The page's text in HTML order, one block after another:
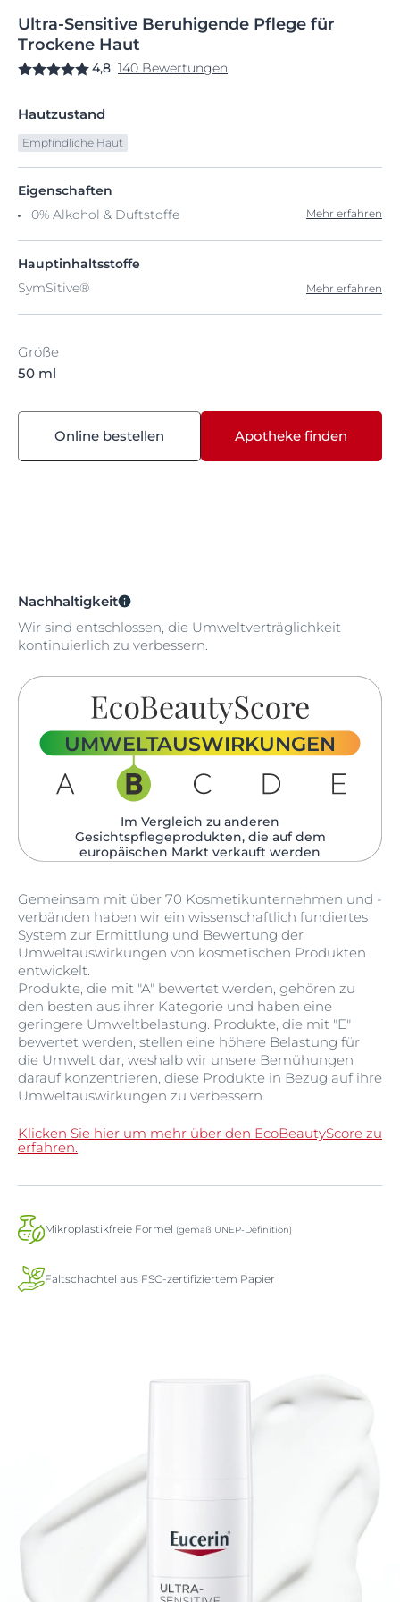
Ultra-Sensitive Beruhigende Pflege für
Trockene Haut
4,8 140 Bewertungen
Hautzustand
Empfindliche Haut
Eigenschaften
0% Alkohol & Duftstoffe
Mehr erfahren
Hauptinhaltsstoffe
SymSitive®
Mehr erfahren
Größe
50 ml
Online bestellen Apotheke finden
Nachhaltigkeit
Wir sind entschlossen, die Umweltverträglichkeit
kontinuierlich zu verbessern.
UMWELTAUSWIRKUNGEN
Im Vergleich zu anderen
Gesichtspflegeprodukten, die auf dem
europäischen Markt verkauft werden​
Gemeinsam mit über 70 Kosmetikunternehmen und -
verbänden haben wir ein wissenschaftlich fundiertes
System zur Ermittlung und Bewertung der
Umweltauswirkungen von kosmetischen Produkten
entwickelt.
Produkte, die mit "A" bewertet werden, gehören zu
den besten aus ihrer Kategorie und haben eine
geringere Umweltbelastung. Produkte, die mit "E"
bewertet werden, stellen eine höhere Belastung für
die Umwelt dar, weshalb wir unsere Bemühungen
darauf konzentrieren, diese Produkte in Bezug auf ihre
Umweltauswirkungen zu verbessern.
Klicken Sie hier um mehr über den EcoBeautyScore zu
erfahren.
Mikroplastikfreie Formel (gemäß UNEP-Definition)
Faltschachtel aus FSC-zertifiziertem Papier